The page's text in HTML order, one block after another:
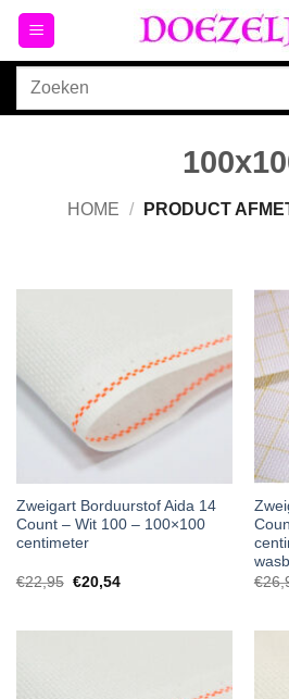
Ga
naar
inhoud
Zoeken
HOME / PRODUCT
Zweigart Borduurstof Aida 14
Count – Wit 100 – 100×100
centimeter
€22,95 €20,54
€